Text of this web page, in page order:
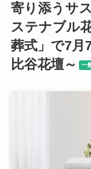
寄り添うサ
ステナブル
葬式」で7月
比谷花壇～
一